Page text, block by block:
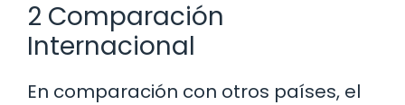
2 Comparación
Internacional
En comparación con otros países, el